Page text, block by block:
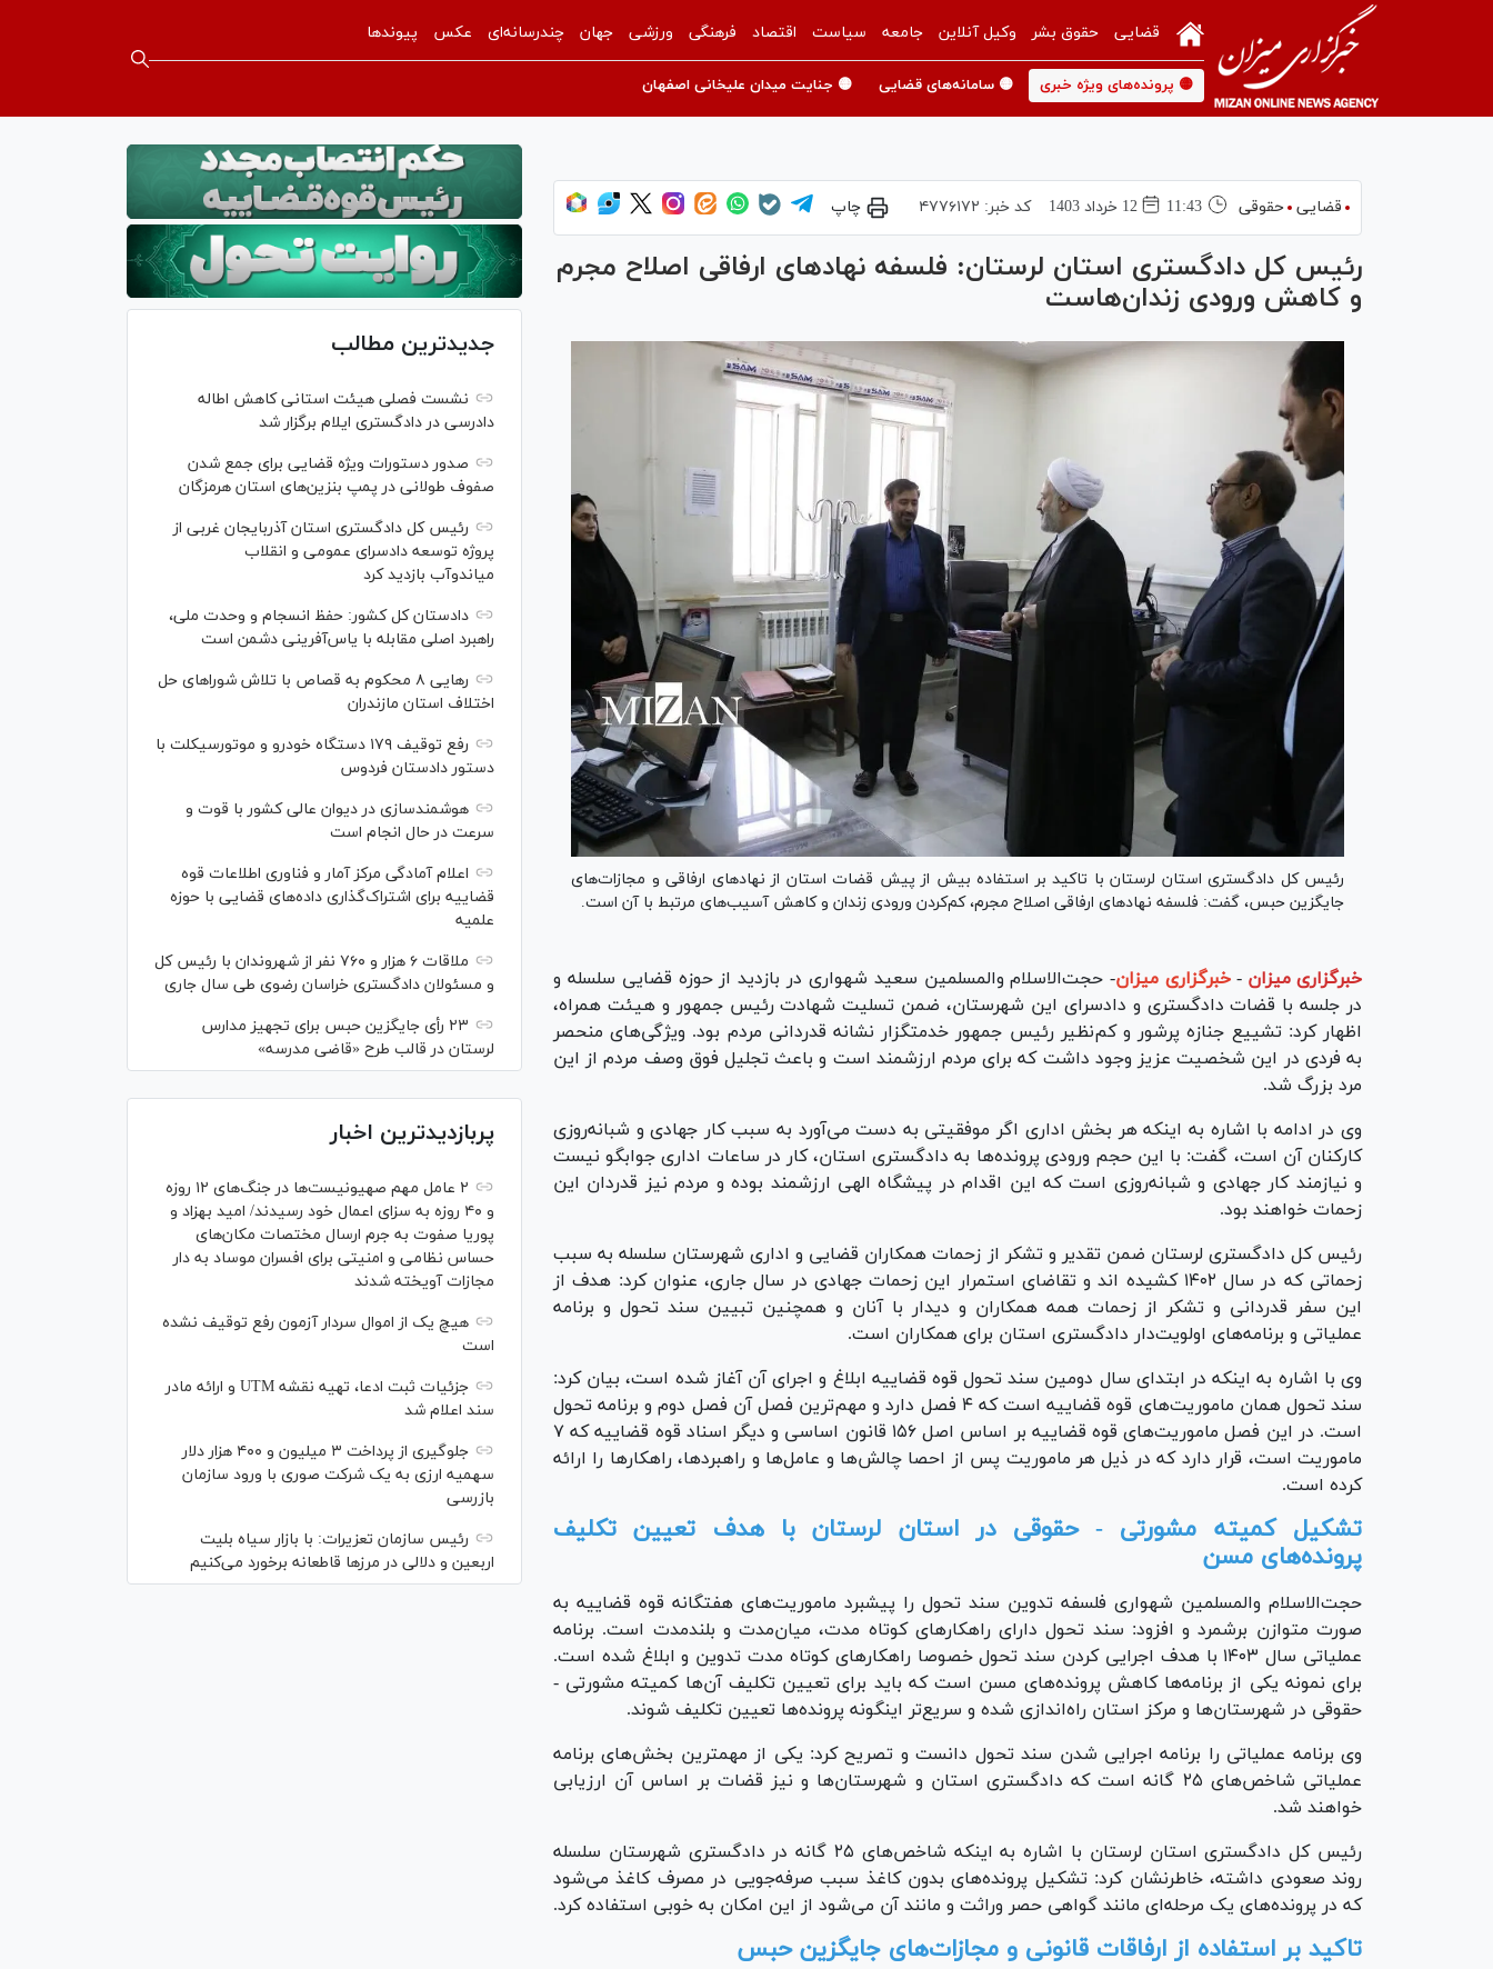
قضایی حقوق بشر وکیل آنلاین جامعه سیاست اقتصاد فرهنگی ورزشی جهان چندرسانه‌ای عکس پیوندها
🟡 پرونده‌های ویژه خبری 🟡 سامانه‌های قضایی 🟡 جنایت میدان علیخانی اصفهان
قضایی حقوقی 11:43 12 خرداد 1403 کد خبر: ۴۷۷۶۱۷۲ چاپ
رئیس کل دادگستری استان لرستان: فلسفه نهاد‌های ارفاقی اصلاح مجرم
و کاهش ورودی زندان‌هاست
رئیس کل دادگستری استان لرستان با تاکید بر استفاده بیش از پیش قضات استان از نهاد‌های ارفاقی و مجازات‌های
جایگزین حبس، گفت: فلسفه نهاد‌های ارفاقی اصلاح مجرم، کم‌کردن ورودی زندان و کاهش آسیب‌های مرتبط با آن است.
خبرگزاری میزان - خبرگزاری میزان- حجت‌الاسلام والمسلمین سعید شهواری در بازدید از حوزه قضایی سلسله و
در جلسه با قضات دادگستری و دادسرای این شهرستان، ضمن تسلیت شهادت رئیس جمهور و هیئت همراه،
اظهار کرد: تشییع جنازه پرشور و کم‌نظیر رئیس جمهور خدمتگزار نشانه قدردانی مردم بود. ویژگی‌های منحصر
به فردی در این شخصیت عزیز وجود داشت که برای مردم ارزشمند است و باعث تجلیل فوق وصف مردم از این
مرد بزرگ شد.
وی در ادامه با اشاره به اینکه هر بخش اداری اگر موفقیتی به دست می‌آورد به سبب کار جهادی و شبانه‌روزی
کارکنان آن است، گفت: با این حجم ورودی پرونده‌ها به دادگستری استان، کار در ساعات اداری جوابگو نیست
و نیازمند کار جهادی و شبانه‌روزی است که این اقدام در پیشگاه الهی ارزشمند بوده و مردم نیز قدردان این
زحمات خواهند بود.
رئیس کل دادگستری لرستان ضمن تقدیر و تشکر از زحمات همکاران قضایی و اداری شهرستان سلسله به سبب
زحماتی که در سال ۱۴۰۲ کشیده اند و تقاضای استمرار این زحمات جهادی در سال جاری، عنوان کرد: هدف از
این سفر قدردانی و تشکر از زحمات همه همکاران و دیدار با آنان و همچنین تبیین سند تحول و برنامه
عملیاتی و برنامه‌های اولویت‌دار دادگستری استان برای همکاران است.
وی با اشاره به اینکه در ابتدای سال دومین سند تحول قوه قضاییه ابلاغ و اجرای آن آغاز شده است، بیان کرد:
سند تحول همان ماموریت‌های قوه قضاییه است که ۴ فصل دارد و مهم‌ترین فصل آن فصل دوم و برنامه تحول
است. در این فصل ماموریت‌های قوه قضاییه بر اساس اصل ۱۵۶ قانون اساسی و دیگر اسناد قوه قضاییه که ۷
ماموریت است، قرار دارد که در ذیل هر ماموریت پس از احصا چالش‌ها و عامل‌ها و راهبردها، راهکار‌ها را ارائه
کرده است.
تشکیل کمیته مشورتی - حقوقی در استان لرستان با هدف تعیین تکلیف
پرونده‌های مسن
حجت‌الاسلام والمسلمین شهواری فلسفه تدوین سند تحول را پیشبرد ماموریت‌های هفتگانه قوه قضاییه به
صورت متوازن برشمرد و افزود: سند تحول دارای راهکار‌های کوتاه مدت، میان‌مدت و بلندمدت است. برنامه
عملیاتی سال ۱۴۰۳ با هدف اجرایی کردن سند تحول خصوصا راهکار‌های کوتاه مدت تدوین و ابلاغ شده است.
برای نمونه یکی از برنامه‌ها کاهش پرونده‌های مسن است که باید برای تعیین تکلیف آن‌ها کمیته مشورتی -
حقوقی در شهرستان‌ها و مرکز استان راه‌اندازی شده و سریع‌تر اینگونه پرونده‌ها تعیین تکلیف شوند.
وی برنامه عملیاتی را برنامه اجرایی شدن سند تحول دانست و تصریح کرد: یکی از مهمترین بخش‌های برنامه
عملیاتی شاخص‌های ۲۵ گانه است که دادگستری استان و شهرستان‌ها و نیز قضات بر اساس آن ارزیابی
خواهند شد.
رئیس کل دادگستری استان لرستان با اشاره به اینکه شاخص‌های ۲۵ گانه در دادگستری شهرستان سلسله
روند صعودی داشته، خاطرنشان کرد: تشکیل پرونده‌های بدون کاغذ سبب صرفه‌جویی در مصرف کاغذ می‌شود
که در پرونده‌های یک مرحله‌ای مانند گواهی حصر وراثت و مانند آن می‌شود از این امکان به خوبی استفاده کرد.
تاکید بر استفاده از ارفاقات قانونی و مجازات‌های جایگزین حبس
جدیدترین مطالب
نشست فصلی هیئت استانی کاهش اطاله
دادرسی در دادگستری ایلام برگزار شد
صدور دستورات ویژه قضایی برای جمع شدن
صفوف طولانی در پمپ بنزین‌های استان هرمزگان
رئیس کل دادگستری استان آذربایجان غربی از
پروژه توسعه دادسرای عمومی و انقلاب
میاندوآب بازدید کرد
دادستان کل کشور: حفظ انسجام و وحدت ملی،
راهبرد اصلی مقابله با یاس‌آفرینی دشمن است
رهایی ۸ محکوم به قصاص با تلاش شورا‌های حل
اختلاف استان مازندران
رفع توقیف ۱۷۹ دستگاه خودرو و موتورسیکلت با
دستور دادستان فردوس
هوشمندسازی در دیوان عالی کشور با قوت و
سرعت در حال انجام است
اعلام آمادگی مرکز آمار و فناوری اطلاعات قوه
قضاییه برای اشتراک‌گذاری داده‌های قضایی با حوزه
علمیه
ملاقات ۶ هزار و ۷۶۰ نفر از شهروندان با رئیس کل
و مسئولان دادگستری خراسان رضوی طی سال جاری
۲۳ رأی جایگزین حبس برای تجهیز مدارس
لرستان در قالب طرح «قاضی مدرسه»
پربازدیدترین اخبار
۲ عامل مهم صهیونیست‌ها در جنگ‌های ۱۲ روزه
و ۴۰ روزه به سزای اعمال خود رسیدند/ امید بهزاد و
پوریا صفوت به جرم ارسال مختصات مکان‌های
حساس نظامی و امنیتی برای افسران موساد به دار
مجازات آویخته شدند
هیچ یک از اموال سردار آزمون رفع توقیف نشده
است
جزئیات ثبت ادعا، تهیه نقشه UTM و ارائه مادر
سند اعلام شد
جلوگیری از پرداخت ۳ میلیون و ۴۰۰ هزار دلار
سهمیه ارزی به یک شرکت صوری با ورود سازمان
بازرسی
رئیس سازمان تعزیرات: با بازار سیاه بلیت
اربعین و دلالی در مرز‌ها قاطعانه برخورد می‌کنیم